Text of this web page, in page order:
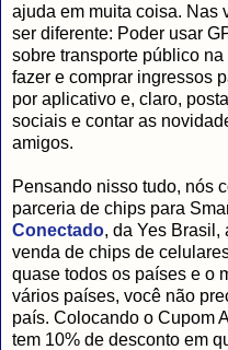
ajuda em muita coisa. Nas
ser diferente: Poder usar
sobre transporte público
fazer e comprar ingressos
por aplicativo e, claro,
sociais e contar as
amigos.
Pensando nisso tudo, nós
parceria de chips para
Conectado, da Yes Brasil,
venda de chips de
quase todos os países e o
vários países, você não
país. Colocando o Cupom
tem 10% de desconto em